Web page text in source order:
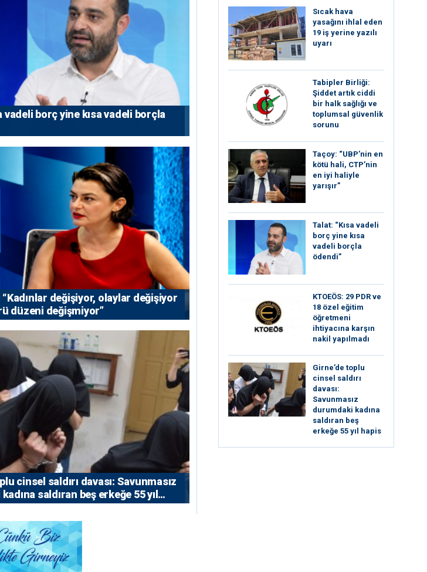
vadeli borç yine kısa vadeli borçla
değişiyor, olaylar değişiyor
düzeni değişmiyor”
cinsel saldırı davası: Savunmasız
saldıran beş erkeğe 55 yıl
Sıcak hava
yasağını ihlal eden
19 iş yerine yazılı
uyarı
Tabipler Birliği:
Şiddet artık ciddi
bir halk sağlığı ve
toplumsal güvenlik
sorunu
Taçoy: “UBP’nin en
kötü hali, CTP’nin
en iyi haliyle
yarışır”
Talat: “Kısa vadeli
borç yine kısa
vadeli borçla
ödendi”
KTOEÖS: 29 PDR ve
18 özel eğitim
öğretmeni
ihtiyacına karşın
nakil yapılmadı
Girne’de toplu
cinsel saldırı
davası:
Savunmasız
durumdaki kadına
saldıran beş
erkeğe 55 yıl hapis